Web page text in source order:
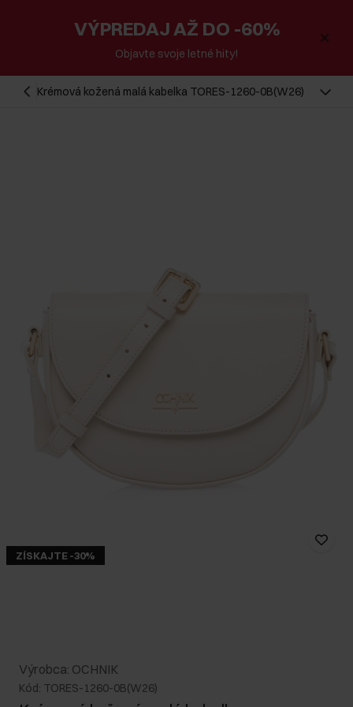
VÝPREDAJ AŽ DO -60%
Objavte svoje letné hity!
Krémová kožená malá kabelka TORES-1260-0B(W26)
ZÍSKAJTE -30%
Výrobca: OCHNIK
Kód: TORES-1260-0B(W26)